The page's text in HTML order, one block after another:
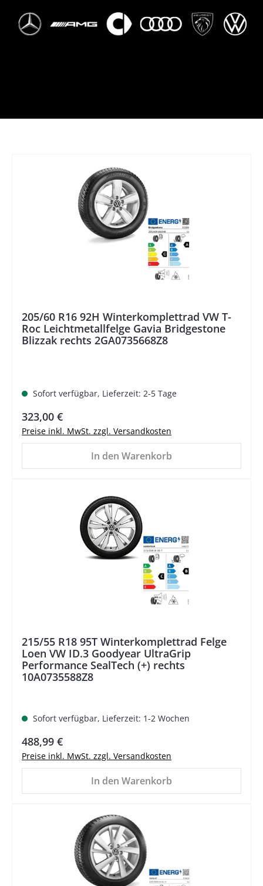
205/60 R16 92H Winterkomplettrad VW T-
Roc Leichtmetallfelge Gavia Bridgestone
Blizzak rechts 2GA0735668Z8
Sofort verfügbar, Lieferzeit: 2-5 Tage
Regulärer Preis:
323,00 €
Preise inkl. MwSt. zzgl. Versandkosten
In den Warenkorb
215/55 R18 95T Winterkomplettrad Felge
Loen VW ID.3 Goodyear UltraGrip
Performance SealTech (+) rechts
10A0735588Z8
Sofort verfügbar, Lieferzeit: 1-2 Wochen
Regulärer Preis:
488,99 €
Preise inkl. MwSt. zzgl. Versandkosten
In den Warenkorb